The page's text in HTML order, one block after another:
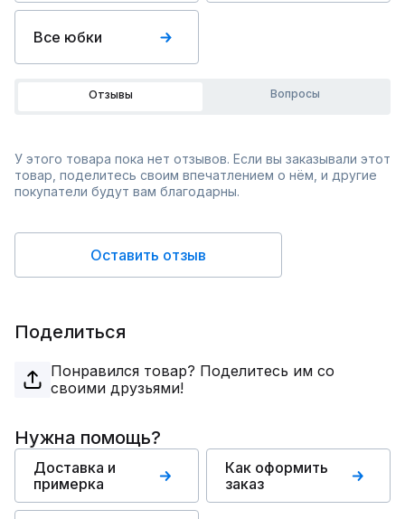
Все юбки
Отзывы Вопросы
У этого товара пока нет отзывов. Если вы заказывали этот
товар, поделитесь своим впечатлением о нём, и другие
покупатели будут вам благодарны.
Оставить отзыв
Поделиться
Понравился товар? Поделитесь им со
своими друзьями!
Нужна помощь?
Доставка и
примерка
Как оформить
заказ